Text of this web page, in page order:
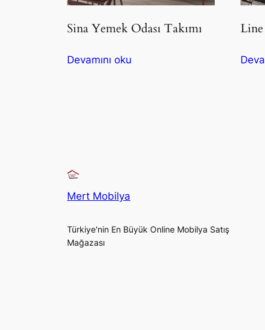
Sina Yemek Odası Takımı
Devamını oku
Line
Mert Mobilya
Türkiye'nin En Büyük Online Mobilya Satış
Mağazası